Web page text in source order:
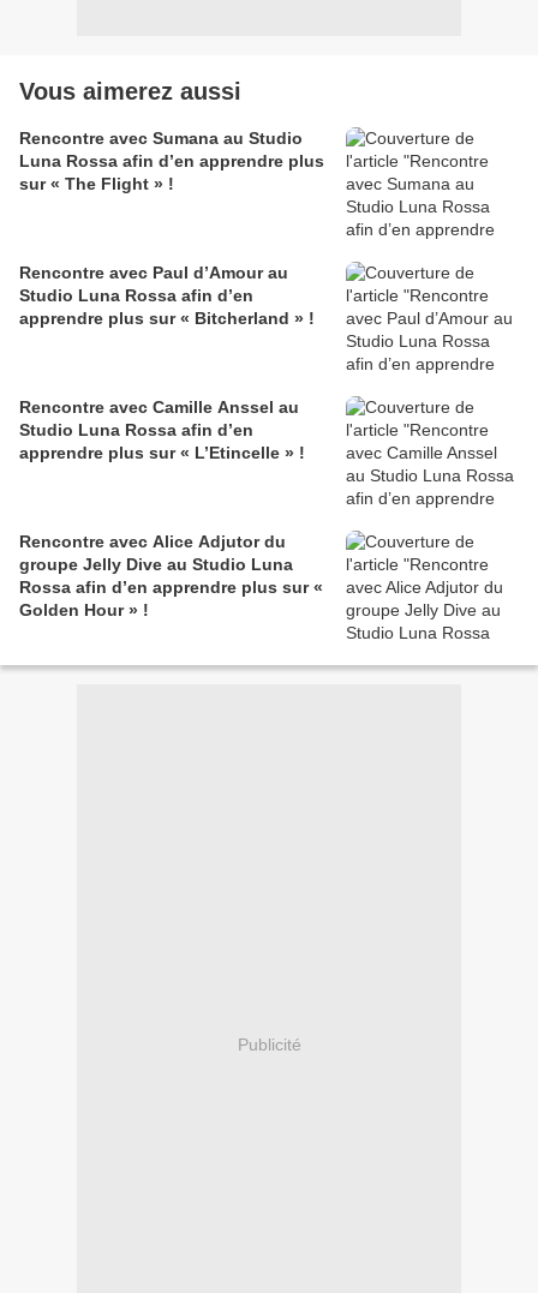
Vous aimerez aussi
Rencontre avec Sumana au Studio
Luna Rossa afin d’en apprendre plus
sur « The Flight » !
Rencontre avec Paul d’Amour au
Studio Luna Rossa afin d’en
apprendre plus sur « Bitcherland » !
Rencontre avec Camille Anssel au
Studio Luna Rossa afin d’en
apprendre plus sur « L’Etincelle » !
Rencontre avec Alice Adjutor du
groupe Jelly Dive au Studio Luna
Rossa afin d’en apprendre plus sur «
Golden Hour » !
Publicité